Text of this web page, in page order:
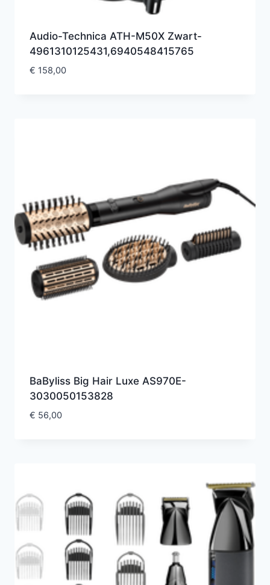
Audio-Technica ATH-M50X Zwart-
4961310125431,6940548415765
€ 158,00
BaByliss Big Hair Luxe AS970E-
3030050153828
€ 56,00